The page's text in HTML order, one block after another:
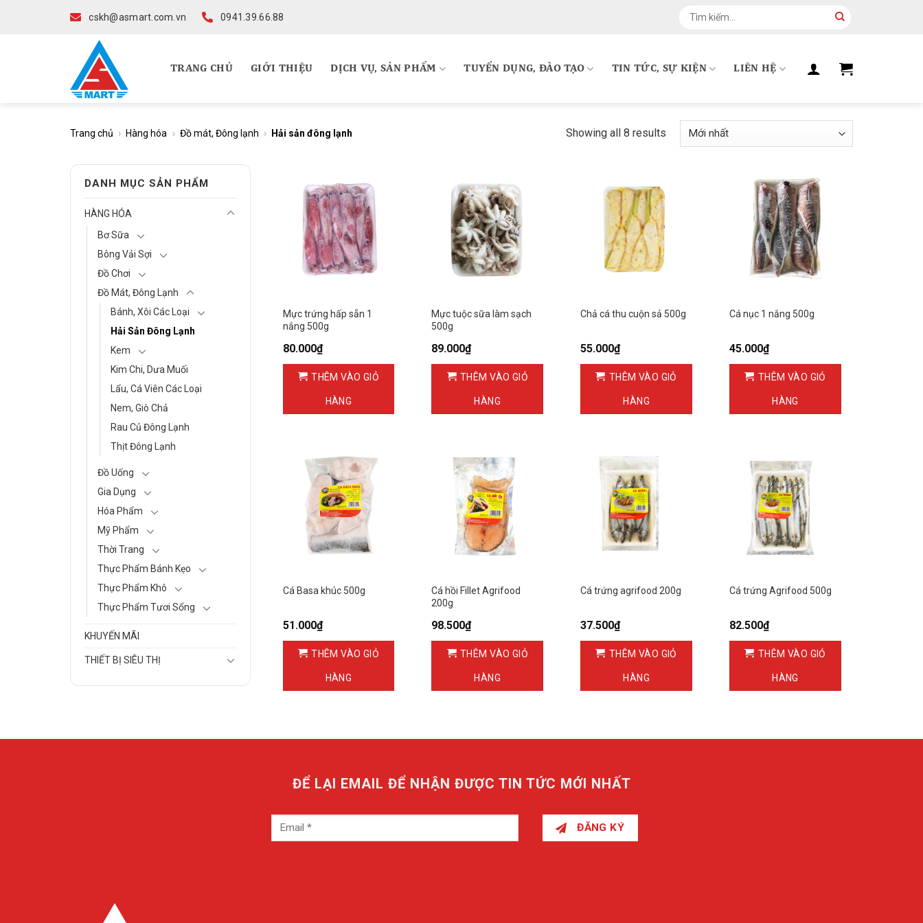
cskh@asmart.com.vn 0941.39.66.88
kiếm:
TRANG CHỦ GIỚI THIỆU DỊCH VỤ, SẢN PHẨM TUYỂN DỤNG, ĐÀO TẠO TIN TỨC, SỰ KIỆN LIÊN HỆ
Trang chủ › Hàng hóa › Đồ mát, Đông lạnh › Hải sản đông lạnh Showing all 8 results
DANH MỤC SẢN PHẨM
HÀNG HÓA
Bơ Sữa
Bông Vải Sợi
Đồ Chơi
Đồ Mát, Đông Lạnh
Bánh, Xôi Các Loại
Hải Sản Đông Lạnh
Kem
Kim Chi, Dưa Muối
Lẩu, Cá Viên Các Loại
Nem, Giò Chả
Rau Củ Đông Lạnh
Thịt Đông Lạnh
Đồ Uống
Gia Dụng
Hóa Phẩm
Mỹ Phẩm
Thời Trang
Thực Phẩm Bánh Kẹo
Thực Phẩm Khô
Thực Phẩm Tươi Sống
KHUYẾN MÃI
THIẾT BỊ SIÊU THỊ
Mực trứng hấp sẵn 1
nắng 500g
80.000₫
THÊM VÀO GIỎ
HÀNG
Mực tuộc sữa làm sạch
500g
89.000₫
THÊM VÀO GIỎ
HÀNG
Chả cá thu cuộn sả 500g
55.000₫
THÊM VÀO GIỎ
HÀNG
Cá nục 1 nắng 500g
45.000₫
THÊM VÀO GIỎ
HÀNG
Cá Basa khúc 500g
51.000₫
THÊM VÀO GIỎ
HÀNG
Cá hồi Fillet Agrifood
200g
98.500₫
THÊM VÀO GIỎ
HÀNG
Cá trứng agrifood 200g
37.500₫
THÊM VÀO GIỎ
HÀNG
Cá trứng Agrifood 500g
82.500₫
THÊM VÀO GIỎ
HÀNG
ĐỂ LẠI EMAIL ĐỂ NHẬN ĐƯỢC TIN TỨC MỚI NHẤT
ĐĂNG KÝ